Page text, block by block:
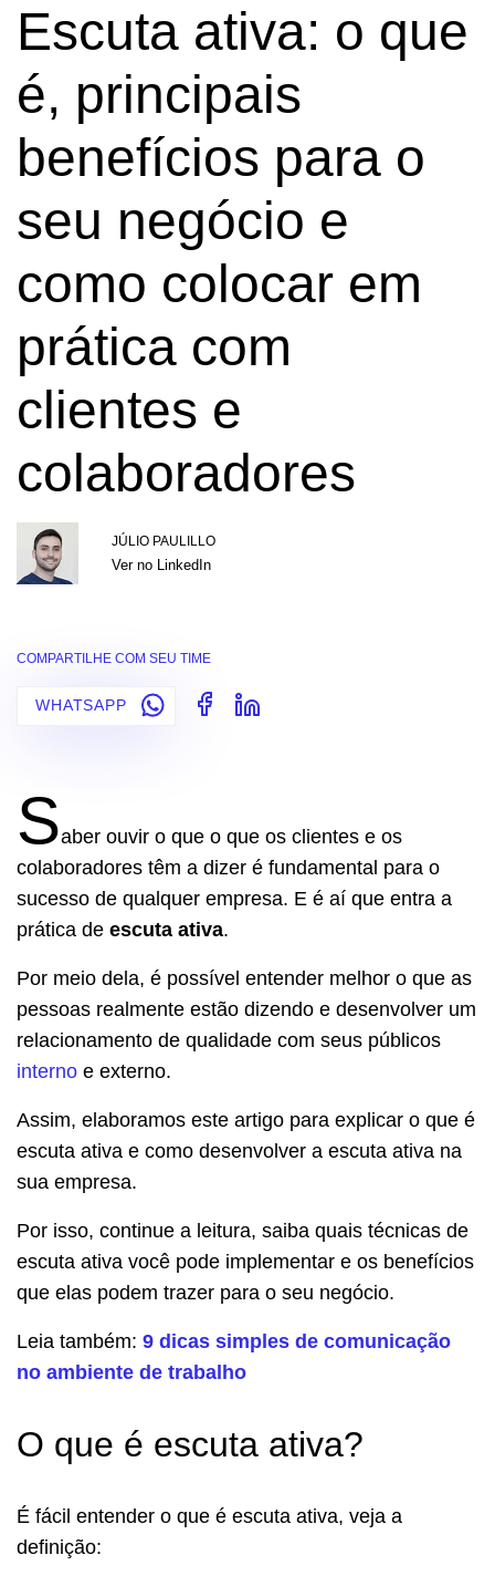
Escuta ativa: o que
é, principais
benefícios para o
seu negócio e
como colocar em
prática com
clientes e
colaboradores
JÚLIO PAULILLO
Ver no LinkedIn
COMPARTILHE COM SEU TIME
WHATSAPP
Saber ouvir o que o que os clientes e os
colaboradores têm a dizer é fundamental para o
sucesso de qualquer empresa. E é aí que entra a
prática de escuta ativa.
Por meio dela, é possível entender melhor o que as
pessoas realmente estão dizendo e desenvolver um
relacionamento de qualidade com seus públicos
interno e externo.
Assim, elaboramos este artigo para explicar o que é
escuta ativa e como desenvolver a escuta ativa na
sua empresa.
Por isso, continue a leitura, saiba quais técnicas de
escuta ativa você pode implementar e os benefícios
que elas podem trazer para o seu negócio.
Leia também: 9 dicas simples de comunicação
no ambiente de trabalho
O que é escuta ativa?
É fácil entender o que é escuta ativa, veja a
definição: